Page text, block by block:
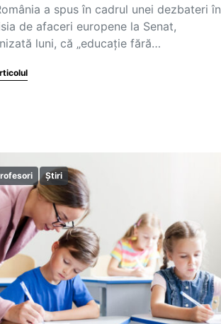
a spus în cadrul unei dezbateri în
de afaceri europene la Senat,
luni, că „educație fără…
Știri